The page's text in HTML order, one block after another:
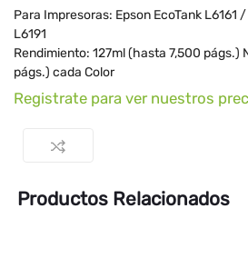
Para Impresoras: Epson EcoTank
L6191
Rendimiento: 127ml (hasta 7,500 págs.)
págs.) cada Color
Registrate para ver nuestros
Productos Relacionados